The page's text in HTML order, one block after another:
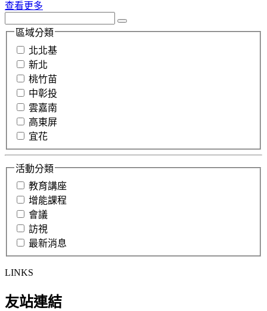
查看更多
區域分類
北北基
新北
桃竹苗
中彰投
雲嘉南
高東屏
宜花
活動分類
教育講座
增能課程
會議
訪視
最新消息
LINKS
友站連結